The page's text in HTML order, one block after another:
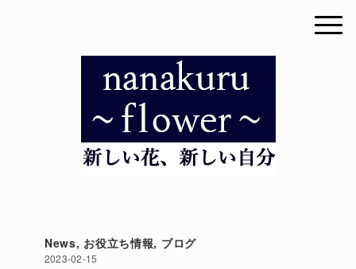
News, お役立ち情報, ブログ
2023-02-15